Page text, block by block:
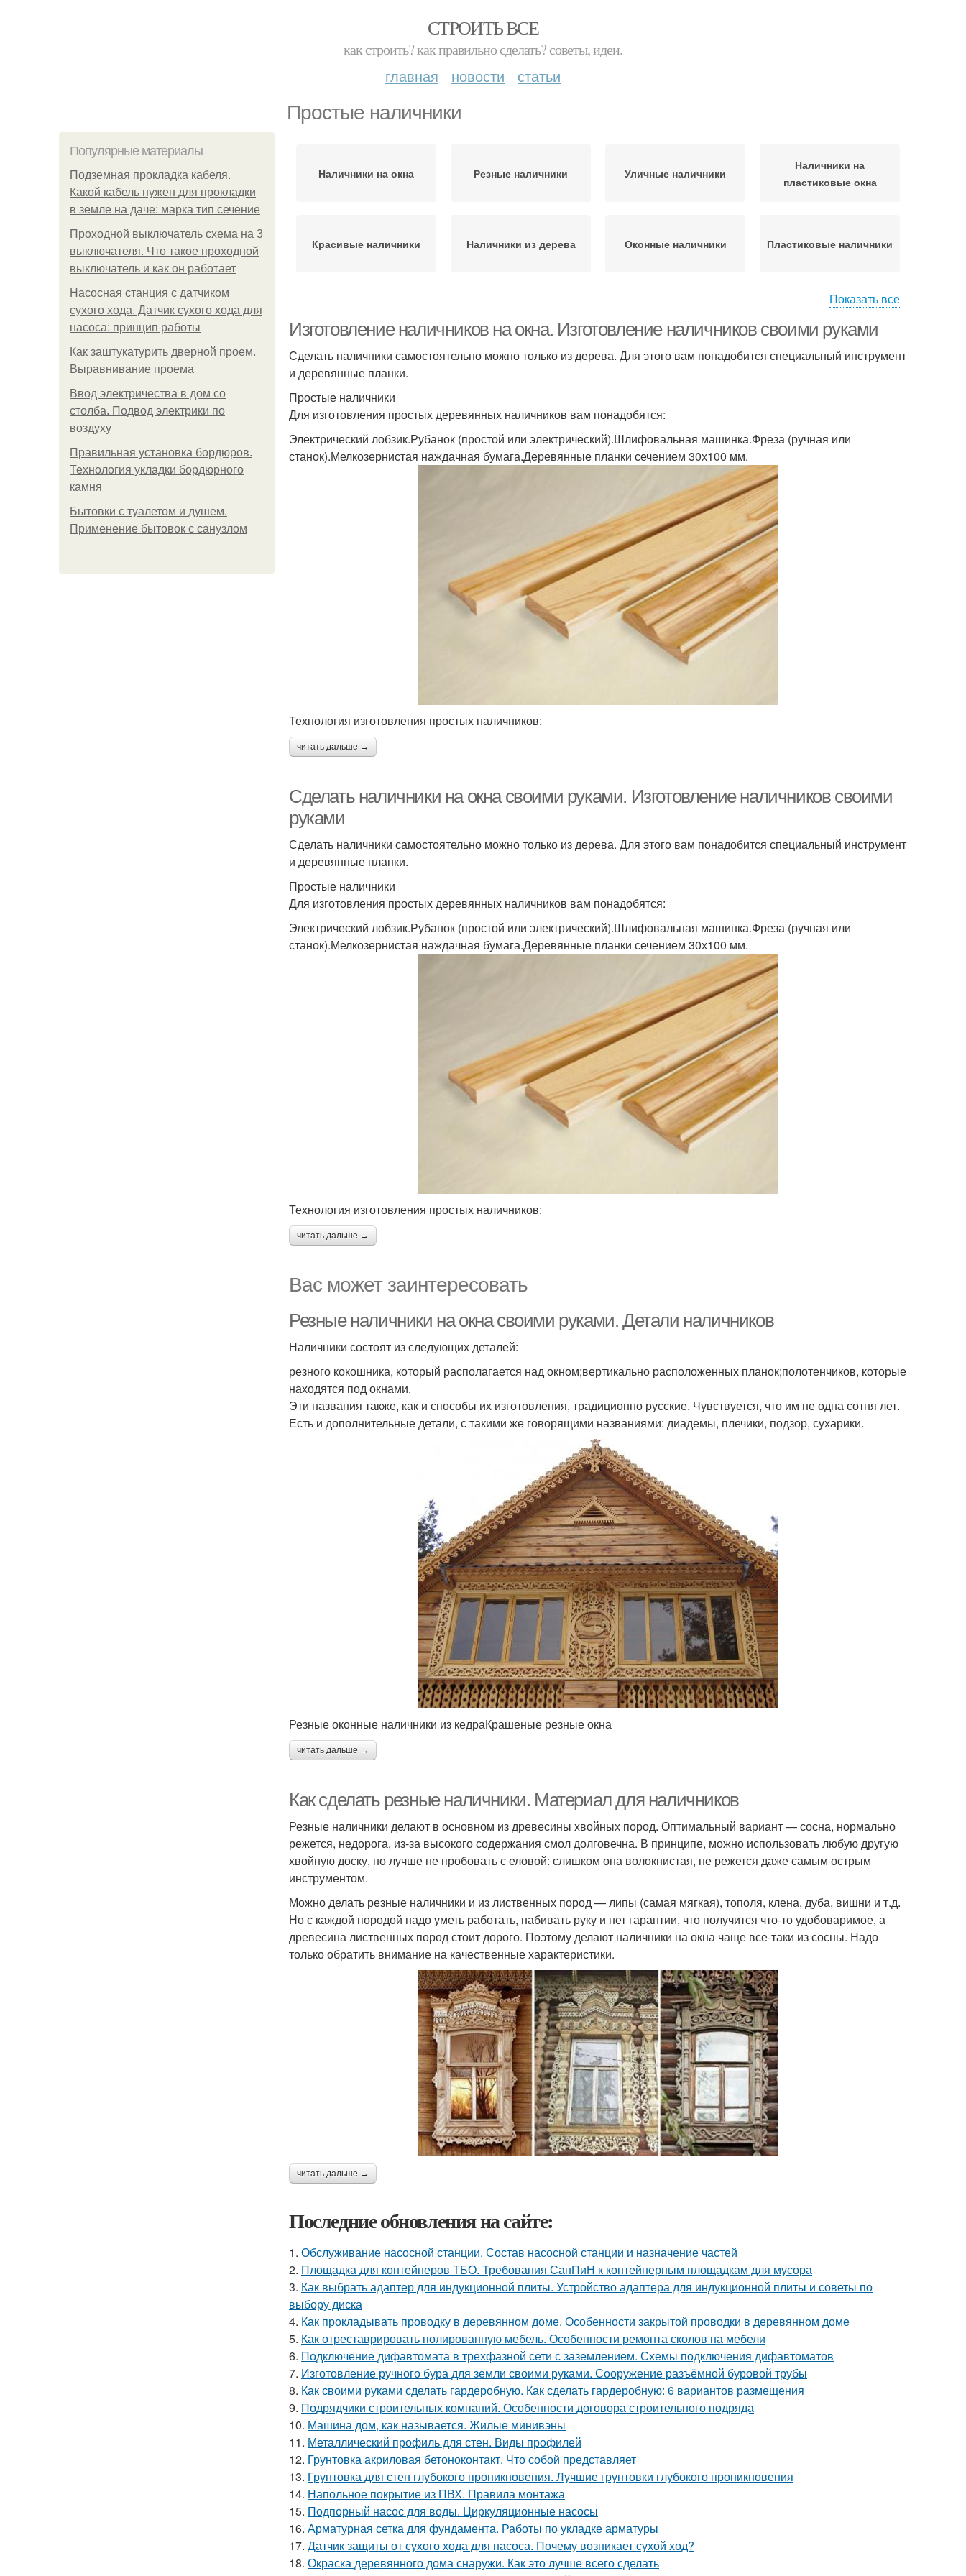
СТРОИТЬ ВСЕ
как строить? как правильно сделать? советы, идеи.
главная новости статьи
Простые наличники
Популярные материалы
Подземная прокладка кабеля.
Какой кабель нужен для прокладки
в земле на даче: марка тип сечение
Проходной выключатель схема на 3
выключателя. Что такое проходной
выключатель и как он работает
Насосная станция с датчиком
сухого хода. Датчик сухого хода для
насоса: принцип работы
Как заштукатурить дверной проем.
Выравнивание проема
Ввод электричества в дом со
столба. Подвод электрики по
воздуху
Правильная установка бордюров.
Технология укладки бордюрного
камня
Бытовки с туалетом и душем.
Применение бытовок с санузлом
Наличники на окна Резные наличники Уличные наличники
Наличники на
пластиковые окна
Красивые наличники Наличники из дерева Оконные наличники Пластиковые наличники
наличников
Показать все
Изготовление наличников на окна. Изготовление наличников своими руками
Сделать наличники самостоятельно можно только из дерева. Для этого вам понадобится специальный инструмент
и деревянные планки.
Простые наличники
Для изготовления простых деревянных наличников вам понадобятся:
Электрический лобзик.Рубанок (простой или электрический).Шлифовальная машинка.Фреза (ручная или
станок).Мелкозернистая наждачная бумага.Деревянные планки сечением 30х100 мм.
Технология изготовления простых наличников:
читать дальше →
Сделать наличники на окна своими руками. Изготовление наличников своими
руками
Сделать наличники самостоятельно можно только из дерева. Для этого вам понадобится специальный инструмент
и деревянные планки.
Простые наличники
Для изготовления простых деревянных наличников вам понадобятся:
Электрический лобзик.Рубанок (простой или электрический).Шлифовальная машинка.Фреза (ручная или
станок).Мелкозернистая наждачная бумага.Деревянные планки сечением 30х100 мм.
Технология изготовления простых наличников:
читать дальше →
Вас может заинтересовать
Резные наличники на окна своими руками. Детали наличников
Наличники состоят из следующих деталей:
резного кокошника, который располагается над окном;вертикально расположенных планок;полотенчиков, которые
находятся под окнами.
Эти названия также, как и способы их изготовления, традиционно русские. Чувствуется, что им не одна сотня лет.
Есть и дополнительные детали, с такими же говорящими названиями: диадемы, плечики, подзор, сухарики.
Резные оконные наличники из кедраКрашеные резные окна
читать дальше →
Как сделать резные наличники. Материал для наличников
Резные наличники делают в основном из древесины хвойных пород. Оптимальный вариант — сосна, нормально
режется, недорога, из-за высокого содержания смол долговечна. В принципе, можно использовать любую другую
хвойную доску, но лучше не пробовать с еловой: слишком она волокнистая, не режется даже самым острым
инструментом.
Можно делать резные наличники и из лиственных пород — липы (самая мягкая), тополя, клена, дуба, вишни и т.д.
Но с каждой породой надо уметь работать, набивать руку и нет гарантии, что получится что-то удобоваримое, а
древесина лиственных пород стоит дорого. Поэтому делают наличники на окна чаще все-таки из сосны. Надо
только обратить внимание на качественные характеристики.
читать дальше →
Последние обновления на сайте:
1. Обслуживание насосной станции. Состав насосной станции и назначение частей
2. Площадка для контейнеров ТБО. Требования СанПиН к контейнерным площадкам для мусора
3. Как выбрать адаптер для индукционной плиты. Устройство адаптера для индукционной плиты и советы по
выбору диска
4. Как прокладывать проводку в деревянном доме. Особенности закрытой проводки в деревянном доме
5. Как отреставрировать полированную мебель. Особенности ремонта сколов на мебели
6. Подключение дифавтомата в трехфазной сети с заземлением. Схемы подключения дифавтоматов
7. Изготовление ручного бура для земли своими руками. Сооружение разъёмной буровой трубы
8. Как своими руками сделать гардеробную. Как сделать гардеробную: 6 вариантов размещения
9. Подрядчики строительных компаний. Особенности договора строительного подряда
10. Машина дом, как называется. Жилые минивэны
11. Металлический профиль для стен. Виды профилей
12. Грунтовка акриловая бетоноконтакт. Что собой представляет
13. Грунтовка для стен глубокого проникновения. Лучшие грунтовки глубокого проникновения
14. Напольное покрытие из ПВХ. Правила монтажа
15. Подпорный насос для воды. Циркуляционные насосы
16. Арматурная сетка для фундамента. Работы по укладке арматуры
17. Датчик защиты от сухого хода для насоса. Почему возникает сухой ход?
18. Окраска деревянного дома снаружи. Как это лучше всего сделать